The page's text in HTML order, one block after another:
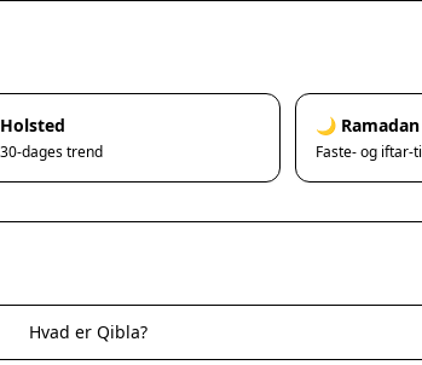
dages trend
🌙
Faste- og iftar-
Hvad er Qibla?